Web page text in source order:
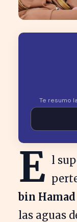
Te resumo
E l
bin
las aguas